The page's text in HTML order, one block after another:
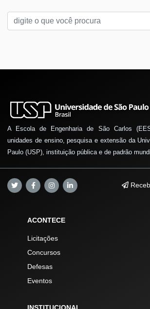
A Escola de Engenharia de São Carlos
unidades de ensino, pesquisa e extensão da
Paulo (USP), instituição pública e de padrão
ACONTECE
Licitações
Concursos
Defesas
Eventos